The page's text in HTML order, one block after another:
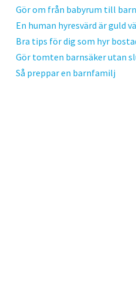
Gör om från babyrum till
En human hyresvärd är guld
Bra tips för dig som hyr
Gör tomten barnsäker utan
Så preppar en barnfamilj